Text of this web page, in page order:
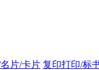
片/卡片 复印打印/标